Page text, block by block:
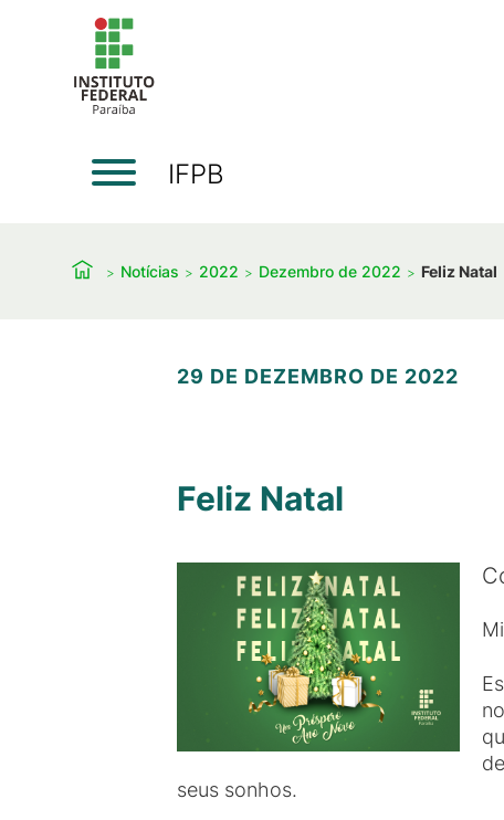
IFPB
Notícias 2022 Dezembro de 2022 Feliz Natal
29 DE DEZEMBRO DE 2022
Feliz Natal
seus sonhos.